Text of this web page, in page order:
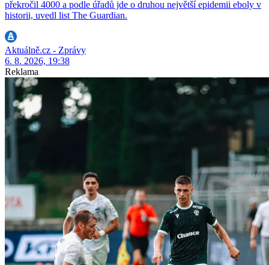
překročil 4000 a podle úřadů jde o druhou největší epidemii eboly v
historii, uvedl list The Guardian.
Aktuálně.cz - Zprávy
6. 8. 2026, 19:38
Reklama